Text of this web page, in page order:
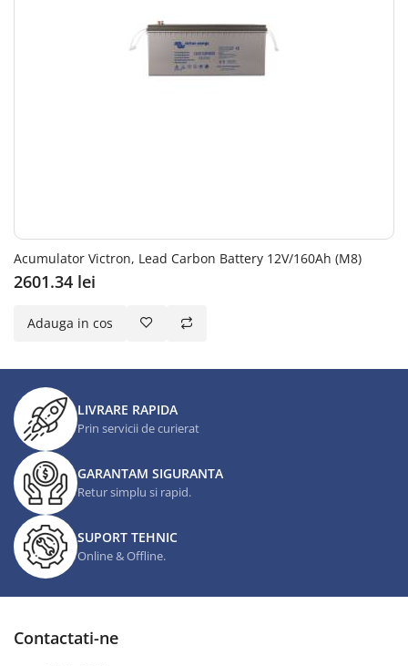
Acumulator Victron, Lead Carbon Battery 12V/160Ah (M8)
2601.34 lei
Adauga in cos
LIVRARE RAPIDA
Prin servicii de curierat
GARANTAM SIGURANTA
Retur simplu si rapid.
SUPORT TEHNIC
Online & Offline.
Contactati-ne